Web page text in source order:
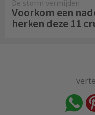
De storm vermijden
Voorkom een
herken deze 11